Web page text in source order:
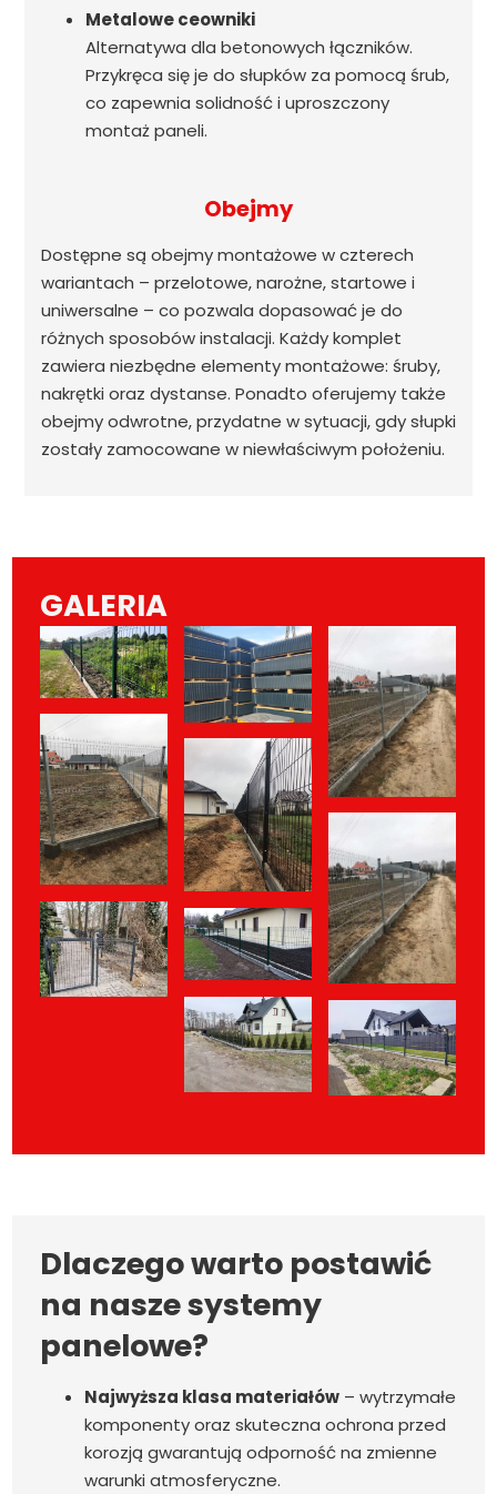
Metalowe ceowniki
Alternatywa dla betonowych łączników.
Przykręca się je do słupków za pomocą śrub,
co zapewnia solidność i uproszczony
montaż paneli.
Obejmy
Dostępne są obejmy montażowe w czterech
wariantach – przelotowe, narożne, startowe i
uniwersalne – co pozwala dopasować je do
różnych sposobów instalacji. Każdy komplet
zawiera niezbędne elementy montażowe: śruby,
nakrętki oraz dystanse. Ponadto oferujemy także
obejmy odwrotne, przydatne w sytuacji, gdy słupki
zostały zamocowane w niewłaściwym położeniu.
GALERIA
Dlaczego warto postawić
na nasze systemy
panelowe?
Najwyższa klasa materiałów – wytrzymałe
komponenty oraz skuteczna ochrona przed
korozją gwarantują odporność na zmienne
warunki atmosferyczne.